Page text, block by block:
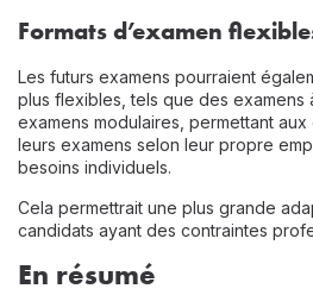
Formats d’examen
Les futurs examens pourraient
plus flexibles, tels que des examens
examens modulaires, permettant
leurs examens selon leur propre
besoins individuels.
Cela permettrait une plus grande
candidats ayant des contraintes
En résumé